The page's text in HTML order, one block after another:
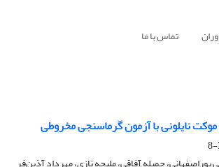
تماس با ما
نایلونی با آزمون گرماسنجی مخروطی